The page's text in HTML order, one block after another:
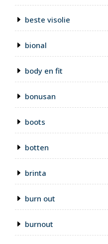
beste visolie
bional
body en fit
bonusan
boots
botten
brinta
burn out
burnout